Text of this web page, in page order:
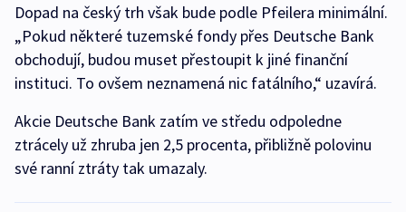
Dopad na český trh však bude podle Pfeilera minimální.
„Pokud některé tuzemské fondy přes Deutsche Bank
obchodují, budou muset přestoupit k jiné finanční
instituci. To ovšem neznamená nic fatálního,“ uzavírá.
Akcie Deutsche Bank zatím ve středu odpoledne
ztrácely už zhruba jen 2,5 procenta, přibližně polovinu
své ranní ztráty tak umazaly.